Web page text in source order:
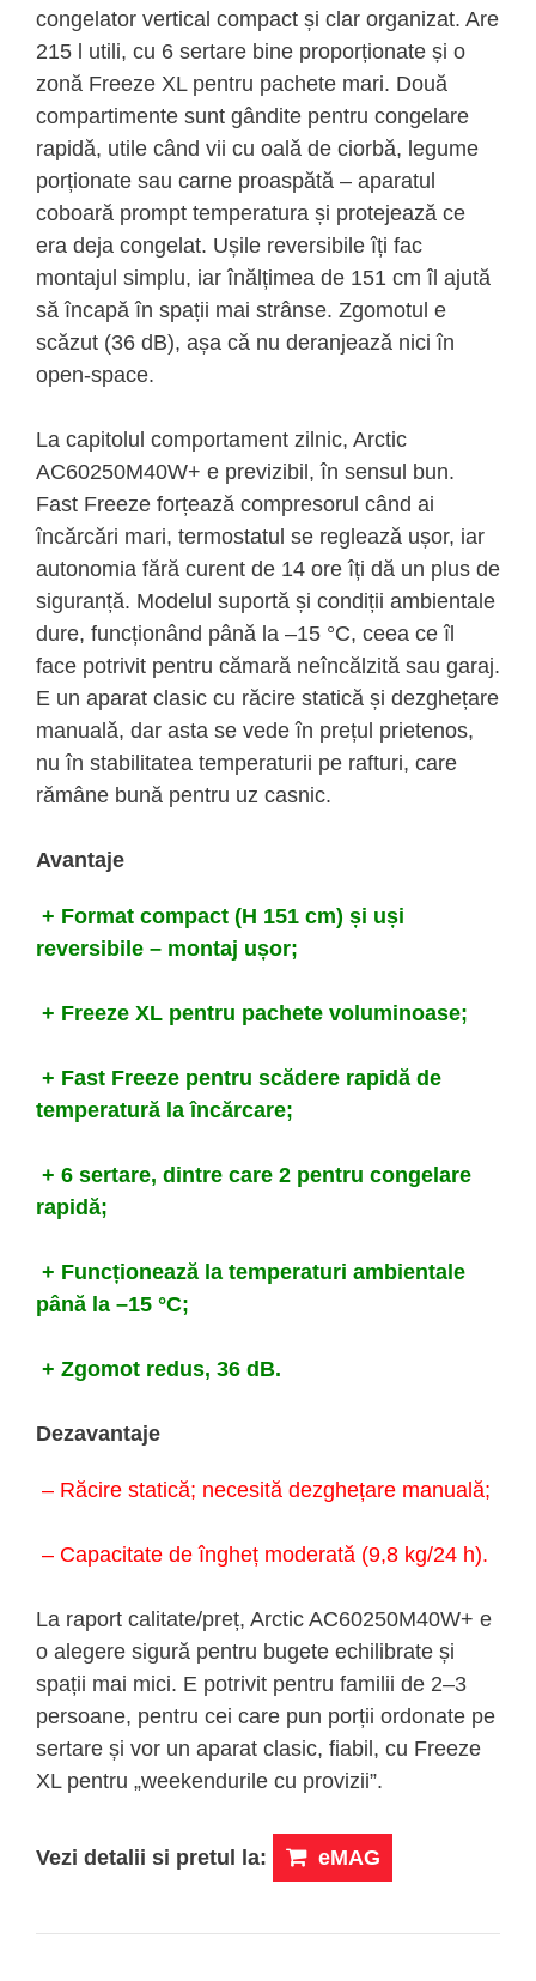
congelator vertical compact și clar organizat. Are
215 l utili, cu 6 sertare bine proporționate și o
zonă Freeze XL pentru pachete mari. Două
compartimente sunt gândite pentru congelare
rapidă, utile când vii cu oală de ciorbă, legume
porționate sau carne proaspătă – aparatul
coboară prompt temperatura și protejează ce
era deja congelat. Ușile reversibile îți fac
montajul simplu, iar înălțimea de 151 cm îl ajută
să încapă în spații mai strânse. Zgomotul e
scăzut (36 dB), așa că nu deranjează nici în
open-space.
La capitolul comportament zilnic, Arctic
AC60250M40W+ e previzibil, în sensul bun.
Fast Freeze forțează compresorul când ai
încărcări mari, termostatul se reglează ușor, iar
autonomia fără curent de 14 ore îți dă un plus de
siguranță. Modelul suportă și condiții ambientale
dure, funcționând până la –15 °C, ceea ce îl
face potrivit pentru cămară neîncălzită sau garaj.
E un aparat clasic cu răcire statică și dezghețare
manuală, dar asta se vede în prețul prietenos,
nu în stabilitatea temperaturii pe rafturi, care
rămâne bună pentru uz casnic.
Avantaje
+ Format compact (H 151 cm) și uși
reversibile – montaj ușor;
+ Freeze XL pentru pachete voluminoase;
+ Fast Freeze pentru scădere rapidă de
temperatură la încărcare;
+ 6 sertare, dintre care 2 pentru congelare
rapidă;
+ Funcționează la temperaturi ambientale
până la –15 °C;
+ Zgomot redus, 36 dB.
Dezavantaje
– Răcire statică; necesită dezghețare manuală;
– Capacitate de îngheț moderată (9,8 kg/24 h).
La raport calitate/preț, Arctic AC60250M40W+ e
o alegere sigură pentru bugete echilibrate și
spații mai mici. E potrivit pentru familii de 2–3
persoane, pentru cei care pun porții ordonate pe
sertare și vor un aparat clasic, fiabil, cu Freeze
XL pentru „weekendurile cu provizii”.
Vezi detalii si pretul la: eMAG